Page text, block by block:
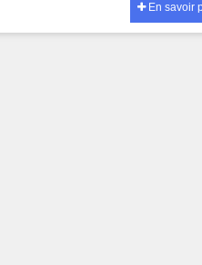
En savoir